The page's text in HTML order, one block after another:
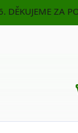
DĚKUJEME ZA